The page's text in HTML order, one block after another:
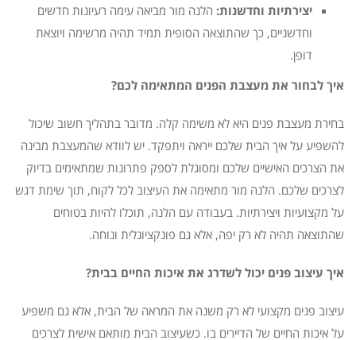
יצירתיות וחדשנות: הלנה מור מביאה עימה רעיונות חדשים
וחדשניים, כך שהתוצאה הסופית תמיד תהיה מרשימה ויוצאת
דופן.
איך לבחור את מעצבת הפנים המתאימה לכם?
בחירת מעצבת פנים היא לא משימה קלה. מדובר בתהליך חשוב שיכול
להשפיע על איך הבית שלכם ייראה ויתפקד. יש לוודא שהמעצבת מבינה
את הצרכים האישיים שלכם ומסוגלת לספק פתרונות שמתאימים בדיוק
לצרכים שלכם. הלנה מור מתאימה את העיצוב לכל לקוח, תוך שימת דגש
על מקצועיות ויצירתיות. בעבודה עם הלנה, תוכלו להיות בטוחים
שהתוצאה תהיה לא רק יפה, אלא גם פונקציונלית ונוחה.
איך עיצוב פנים יכול לשדרג את איכות החיים בבית?
עיצוב פנים מקצועי לא רק משנה את המראה של הבית, אלא גם משפיע
על איכות החיים של הדיירים בו. כשעיצוב הבית מותאם אישית לצרכים